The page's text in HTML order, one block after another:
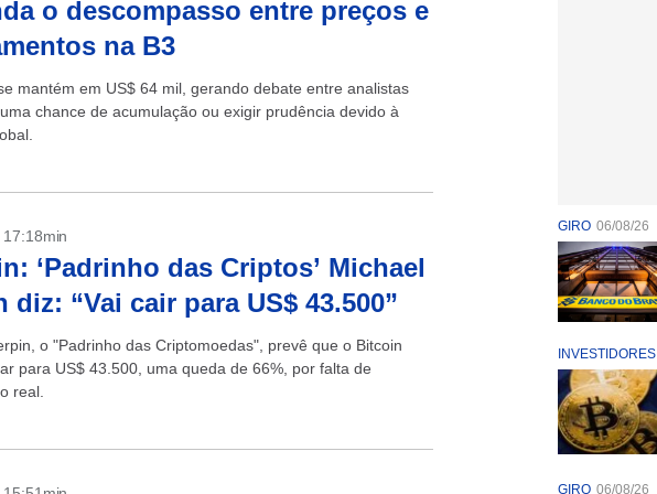
o descompasso entre preços e
na B3
mantém em US$ 64 mil, gerando debate entre analistas
chance de acumulação ou exigir prudência devido à
‘Padrinho das Criptos’ Michael
diz: “Vai cair para US$ 43.500”
o "Padrinho das Criptomoedas", prevê que o Bitcoin
para US$ 43.500, uma queda de 66%, por falta de
real.
GIRO 06/08/26
INVESTIDORES
GIRO 06/08/26